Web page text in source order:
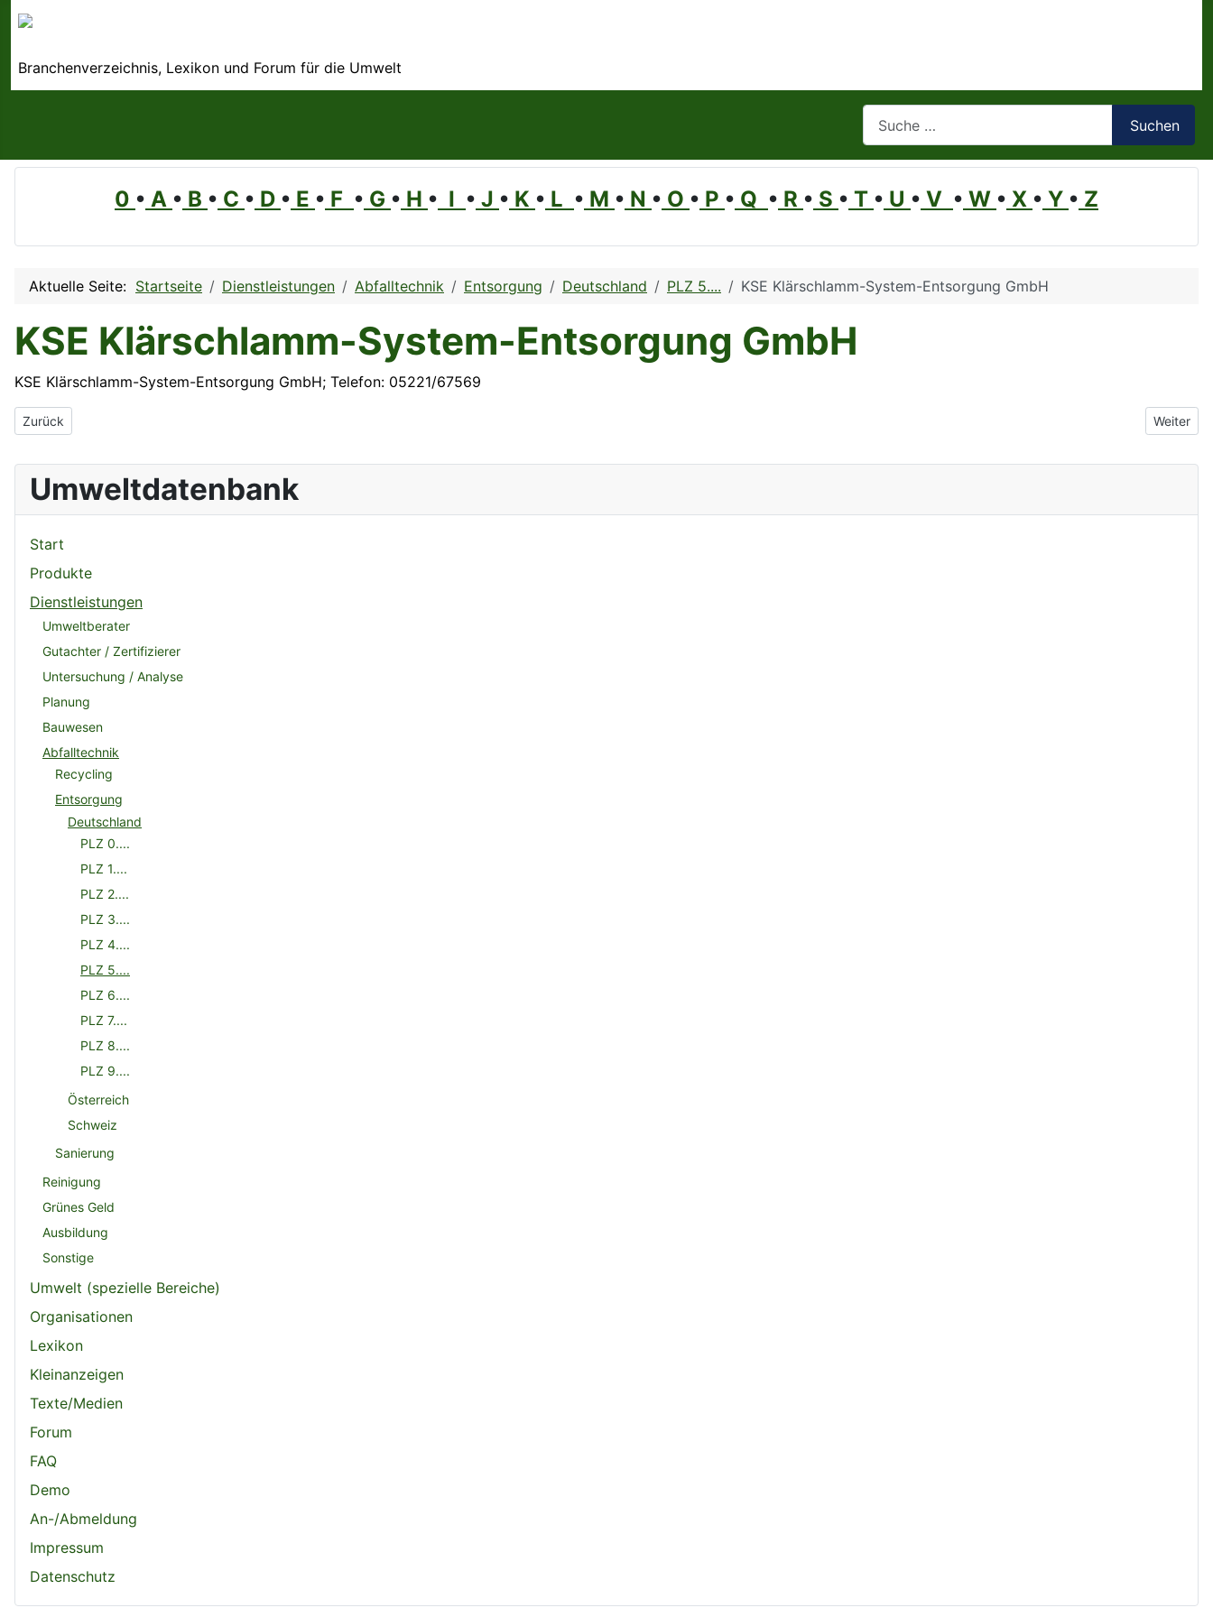
Branchenverzeichnis, Lexikon und Forum für die Umwelt
Suchen
0 • A • B • C • D • E • F • G • H • I • J • K • L • M • N • O • P • Q • R • S • T • U • V • W • X • Y • Z
Aktuelle Seite: Startseite Dienstleistungen Abfalltechnik Entsorgung Deutschland PLZ 5.... KSE Klärschlamm-System-Entsorgung GmbH
KSE Klärschlamm-System-Entsorgung GmbH
KSE Klärschlamm-System-Entsorgung GmbH; Telefon: 05221/67569
Vorheriger Beitrag: Knauff & Orlik Metallhandels- und Verwertungs-GmbH
Zurück Nächster
Weiter
Umweltdatenbank
Start
Produkte
Dienstleistungen
Umweltberater
Gutachter / Zertifizierer
Untersuchung / Analyse
Planung
Bauwesen
Abfalltechnik
Recycling
Entsorgung
Deutschland
PLZ 0....
PLZ 1....
PLZ 2....
PLZ 3....
PLZ 4....
PLZ 5....
PLZ 6....
PLZ 7....
PLZ 8....
PLZ 9....
Österreich
Schweiz
Sanierung
Reinigung
Grünes Geld
Ausbildung
Sonstige
Umwelt (spezielle Bereiche)
Organisationen
Lexikon
Kleinanzeigen
Texte/Medien
Forum
FAQ
Demo
An-/Abmeldung
Impressum
Datenschutz